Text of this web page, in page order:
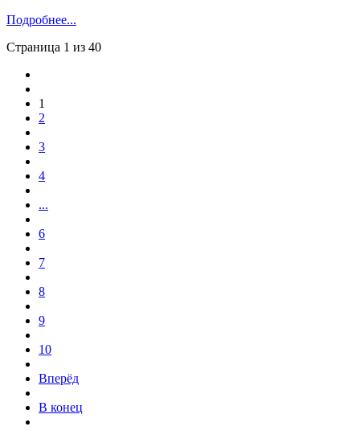
Подробнее...
Страница 1 из 40
1
2
3
4
...
6
7
8
9
10
Вперёд
В конец